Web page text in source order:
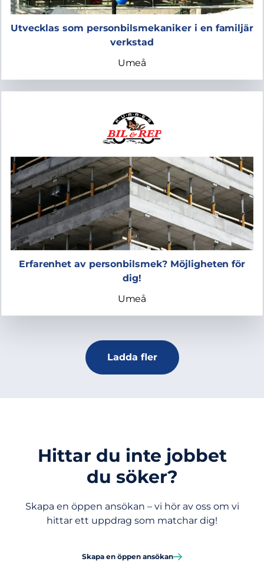
Utvecklas som personbilsmekaniker i en familjär
verkstad
Umeå
Erfarenhet av personbilsmek? Möjligheten för
dig!
Umeå
Ladda fler
Hittar du inte jobbet
du söker?
Skapa en öppen ansökan – vi hör av oss om vi
hittar ett uppdrag som matchar dig!
Skapa en öppen ansökan